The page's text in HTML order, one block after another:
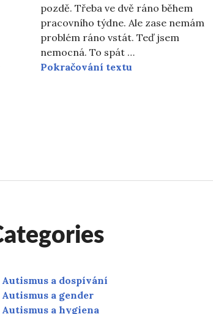
pozdě. Třeba ve dvě ráno během
pracovního týdne. Ale zase nemám
problém ráno vstát. Teď jsem
nemocná. To spát …
Pokračování textu
Autismus a dospívání
Autismus a gender
Autismus a hygiena